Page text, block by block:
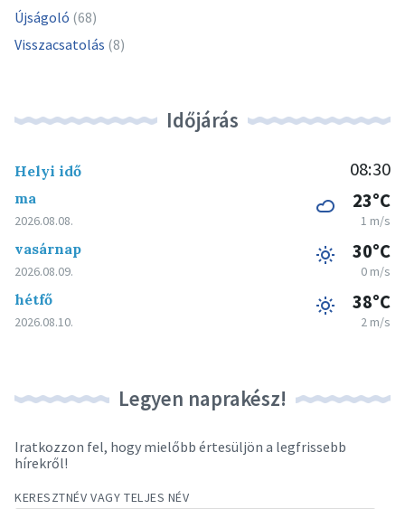
Újságoló (68)
Visszacsatolás (8)
Időjárás
Helyi idő 08:30
ma
2026.08.08.
23°C
1 m/s
vasárnap
2026.08.09.
30°C
0 m/s
hétfő
2026.08.10.
38°C
2 m/s
Legyen naprakész!
Iratkozzon fel, hogy mielőbb értesüljön a legfrissebb
hírekről!
KERESZTNÉV VAGY TELJES NÉV